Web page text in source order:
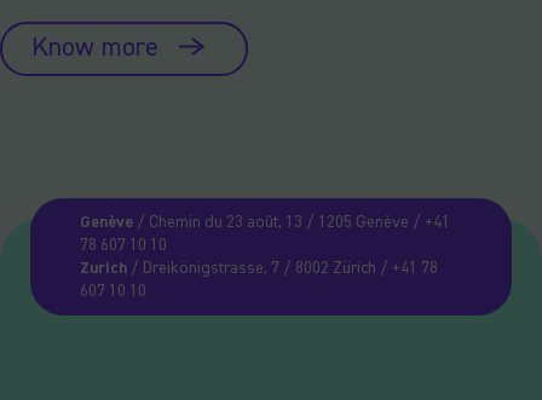
Know more
Genève/ Chemin du 23 août, 13 / 1205 Genève / +41
78 607 10 10
Zurich/ Dreikönigstrasse, 7 / 8002 Zürich / +41 78
607 10 10